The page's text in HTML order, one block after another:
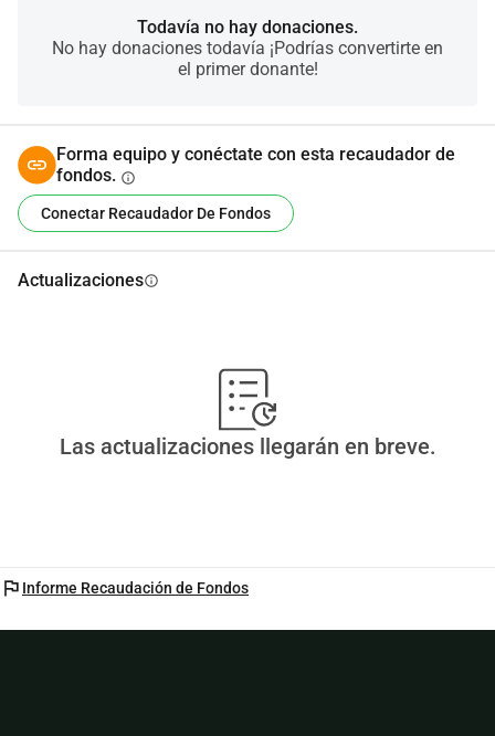
Todavía no hay donaciones.
No hay donaciones todavía ¡Podrías convertirte en
el primer donante!
Forma equipo y conéctate con esta recaudador de
fondos. info
Conectar Recaudador De Fondos
Actualizacionesinfo
Las actualizaciones llegarán en breve.
flag Informe Recaudación de Fondos